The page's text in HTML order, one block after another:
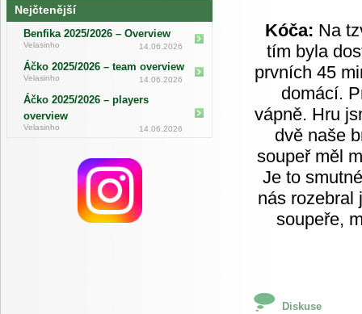
Nejčtenější
Benfika 2025/2026 – Overview
Velasinho 14.06.2026
Áčko 2025/2026 – team overview
Velasinho 14.06.2026
Áčko 2025/2026 – players
overview
Velasinho 14.06.2026
Kóča: Na
tím byla
prvních 45
domácí.
vápně. Hru
dvě naše
soupeř měl
Je to
nás rozebral
soupeře,
Diskuse